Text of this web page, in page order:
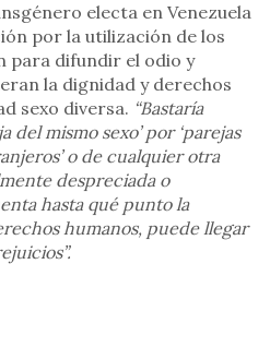
electa en Venezuela
por la utilización de los
para difundir el odio y
la dignidad y derechos
sexo diversa. “Bastaría
mismo sexo’ por ‘parejas
o de cualquier otra
despreciada o
hasta qué punto la
humanos, puede llegar